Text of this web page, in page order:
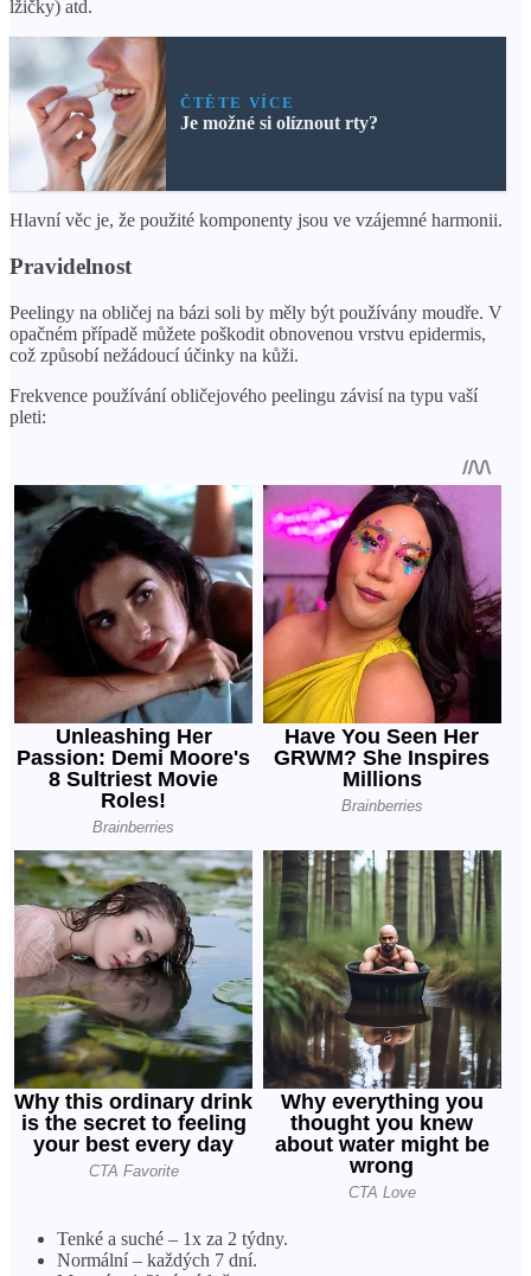
lžičky) atd.
ČTĚTE VÍCE
Je možné si olíznout rty?
Hlavní věc je, že použité komponenty jsou ve vzájemné harmonii.
Pravidelnost
Peelingy na obličej na bázi soli by měly být používány moudře. V
opačném případě můžete poškodit obnovenou vrstvu epidermis,
což způsobí nežádoucí účinky na kůži.
Frekvence používání obličejového peelingu závisí na typu vaší
pleti:
Tenké a suché – 1x za 2 týdny.
Normální – každých 7 dní.